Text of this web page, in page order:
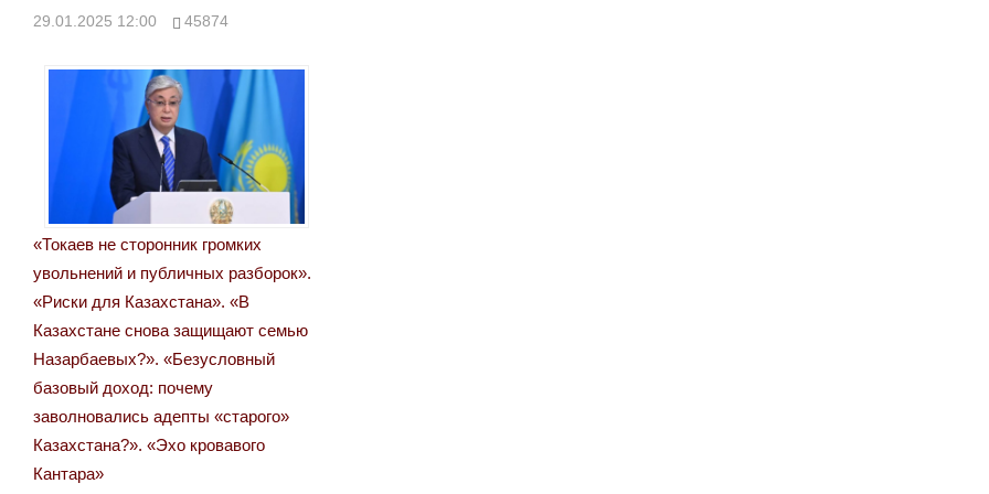
29.01.2025 12:00 45874
«Токаев не сторонник громких
увольнений и публичных разборок».
«Риски для Казахстана». «В
Казахстане снова защищают семью
Назарбаевых?». «Безусловный
базовый доход: почему
заволновались адепты «старого»
Казахстана?». «Эхо кровавого
Кантара»